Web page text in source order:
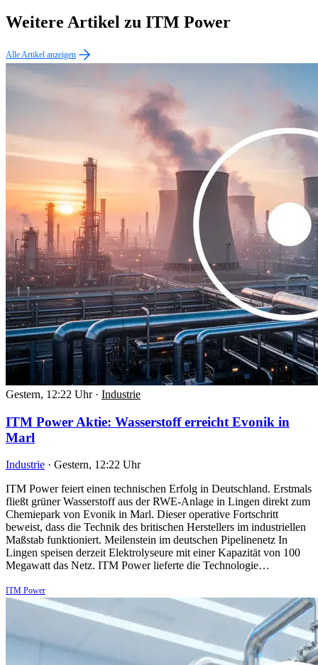
Weitere Artikel zu ITM Power
Alle Artikel anzeigen
Gestern, 12:22 Uhr · Industrie
ITM Power Aktie: Wasserstoff erreicht Evonik in
Marl
Industrie · Gestern, 12:22 Uhr
ITM Power feiert einen technischen Erfolg in Deutschland. Erstmals
fließt grüner Wasserstoff aus der RWE-Anlage in Lingen direkt zum
Chemiepark von Evonik in Marl. Dieser operative Fortschritt
beweist, dass die Technik des britischen Herstellers im industriellen
Maßstab funktioniert. Meilenstein im deutschen Pipelinenetz In
Lingen speisen derzeit Elektrolyseure mit einer Kapazität von 100
Megawatt das Netz. ITM Power lieferte die Technologie…
ITM Power